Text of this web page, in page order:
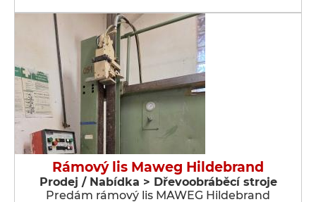
Rámový lis Maweg Hildebrand
Prodej / Nabídka > Dřevoobráběcí stroje
Predám rámový lis MAWEG Hildebrand